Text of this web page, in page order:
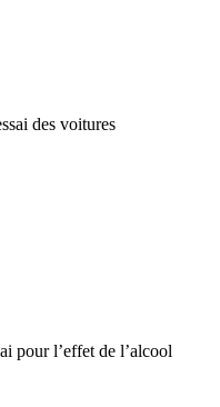
des voitures
pour l’effet de l’alcool